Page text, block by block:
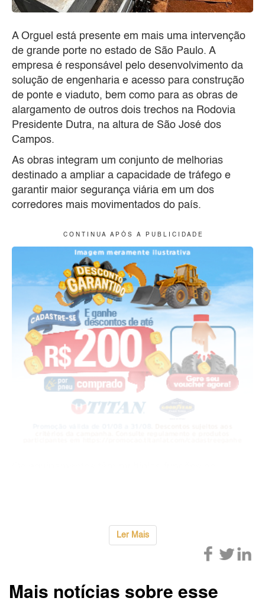
A Orguel está presente em mais uma intervenção
de grande porte no estado de São Paulo. A
empresa é responsável pelo desenvolvimento da
solução de engenharia e acesso para construção
de ponte e viaduto, bem como para as obras de
alargamento de outros dois trechos na Rodovia
Presidente Dutra, na altura de São José dos
Campos.
As obras integram um conjunto de melhorias
destinado a ampliar a capacidade de tráfego e
garantir maior segurança viária em um dos
corredores mais movimentados do país.
C O N T I N U A A P Ó S A P U B L I C I D A D E
Ler Mais
Mais notícias sobre esse